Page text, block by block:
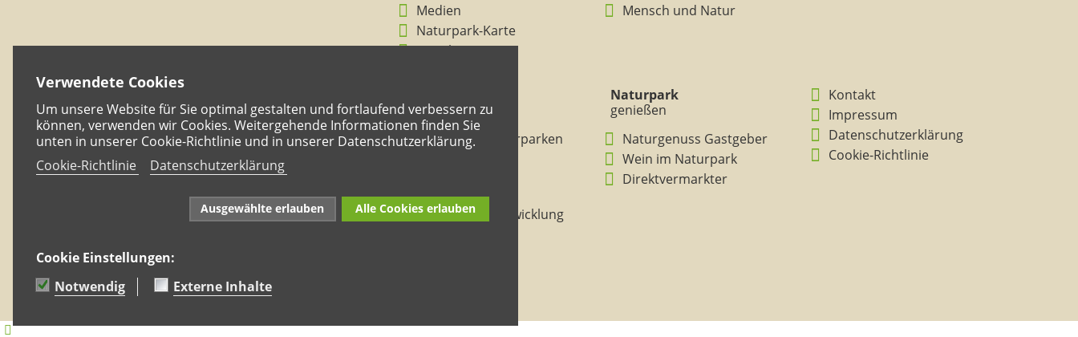
Verwendete Cookies
Um unsere Website für Sie optimal gestalten und fortlaufend verbessern zu
können, verwenden wir Cookies. Weitergehende Informationen finden Sie
unten in unserer Cookie-Richtlinie und in unserer Datenschutzerklärung.
Cookie-Richtlinie
Datenschutzerklärung
Ausgewählte erlauben Alle Cookies erlauben
Cookie Einstellungen:
Notwendig
Externe Inhalte
Medien
Naturpark-Karte
Ansichten
Mensch und Natur
verstehen
BNE in den Naturparken
Rheinland-Pfalz
Mitmachheft
Nachhaltige Entwicklung
Naturpark
genießen
Naturgenuss Gastgeber
Wein im Naturpark
Direktvermarkter
Kontakt
Impressum
Datenschutzerklärung
Cookie-Richtlinie